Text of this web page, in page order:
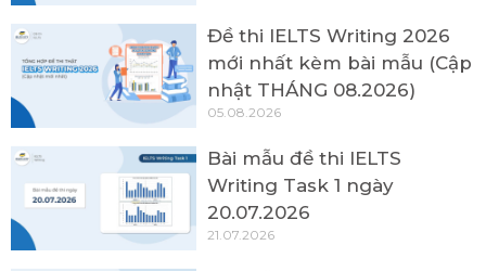
Đề thi IELTS Writing 2026
mới nhất kèm bài mẫu (Cập
nhật THÁNG 08.2026)
05.08.2026
Bài mẫu đề thi IELTS
Writing Task 1 ngày
20.07.2026
21.07.2026